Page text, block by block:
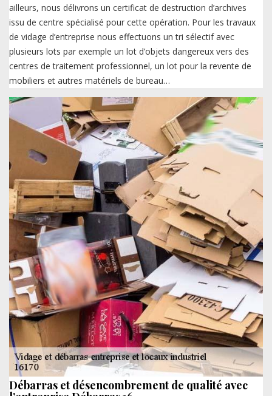
ailleurs, nous délivrons un certificat de destruction d’archives
issu de centre spécialisé pour cette opération. Pour les travaux
de vidage d’entreprise nous effectuons un tri sélectif avec
plusieurs lots par exemple un lot d’objets dangereux vers des
centres de traitement professionnel, un lot pour la revente de
mobiliers et autres matériels de bureau…
Débarras et désencombrement de qualité avec